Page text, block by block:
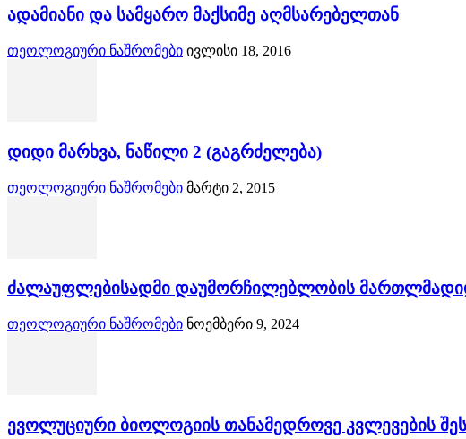
ადამიანი და სამყარო მაქსიმე აღმსარებელთან
თეოლოგიური ნაშრომები ივლისი 18, 2016
დიდი მარხვა, ნაწილი 2 (გაგრძელება)
თეოლოგიური ნაშრომები მარტი 2, 2015
ძალაუფლებისადმი დაუმორჩილებლობის
თეოლოგიური ნაშრომები ნოემბერი 9, 2024
ევოლუციური ბიოლოგიის თანამედროვე კვლევების